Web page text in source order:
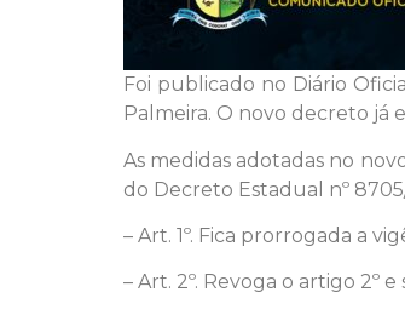
Foi publicado no Diário
Palmeira. O novo decreto já
As medidas adotadas no
do Decreto Estadual nº
– Art. 1º. Fica prorrogada a
– Art. 2º. Revoga o artigo 2º